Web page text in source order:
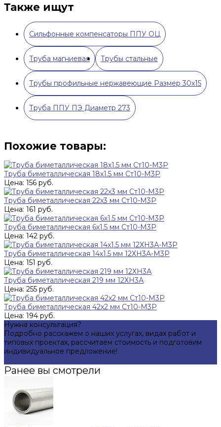
Также ищут
Сильфонные компенсаторы ППУ ОЦ
Труба магниевая Трубы стальные
Трубы профильные нержавеющие Размер 30х15
Труба ППУ ПЭ Диаметр 273
Похожие товары:
Труба биметаллическая 18х1.5 мм Ст10-М3Р
Цена: 156 руб.
Труба биметаллическая 22х3 мм Ст10-М3Р
Цена: 161 руб.
Труба биметаллическая 6х1.5 мм Ст10-М3Р
Цена: 142 руб.
Труба биметаллическая 14х1.5 мм 12ХН3А-М3Р
Цена: 151 руб.
Труба биметаллическая 219 мм 12ХН3А
Цена: 255 руб.
Труба биметаллическая 42х2 мм Ст10-М3Р
Цена: 194 руб.
Нужна консультация?
Подробно расскажем о наших услугах, видах работ и
типовых проектах, рассчитаем стоимость и подготовим
индивидуальное предложение!
Ранее вы смотрели